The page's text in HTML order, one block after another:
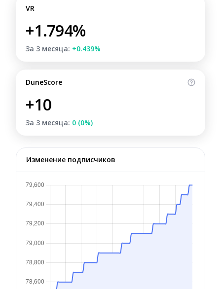
VR
+1.794%
За 3 месяца: +0.439%
DuneScore
+10
За 3 месяца: 0 (0%)
Изменение подписчиков